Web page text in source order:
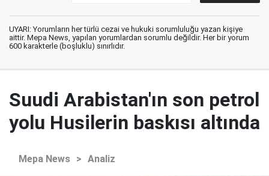
UYARI: Yorumların her türlü cezai ve hukuki sorumluluğu yazan kişiye
aittir. Mepa News, yapılan yorumlardan sorumlu değildir. Her bir yorum
600 karakterle (boşluklu) sınırlıdır.
Suudi Arabistan'ın son petrol
yolu Husilerin baskısı altında
Mepa News > Analiz